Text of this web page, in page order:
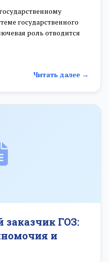
государственного
роль отводится
Читать далее →
заказчик ГОЗ:
и